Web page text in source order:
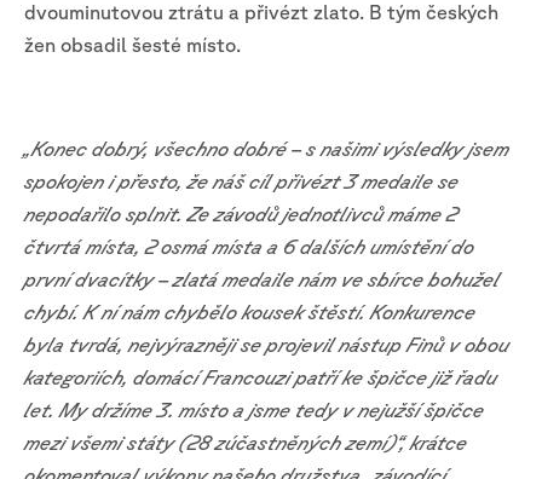
dvouminutovou ztrátu a přivézt zlato. B tým českých
žen obsadil šesté místo.
„Konec dobrý, všechno dobré – s našimi výsledky jsem
spokojen i přesto, že náš cíl přivézt 3 medaile se
nepodařilo splnit. Ze závodů jednotlivců máme 2
čtvrtá místa, 2 osmá místa a 6 dalších umístění do
první dvacítky – zlatá medaile nám ve sbírce bohužel
chybí. K ní nám chybělo kousek štěstí. Konkurence
byla tvrdá, nejvýrazněji se projevil nástup Finů v obou
kategoriích, domácí Francouzi patří ke špičce již řadu
let. My držíme 3. místo a jsme tedy v nejužší špičce
mezi všemi státy (28 zúčastněných zemí)“, krátce